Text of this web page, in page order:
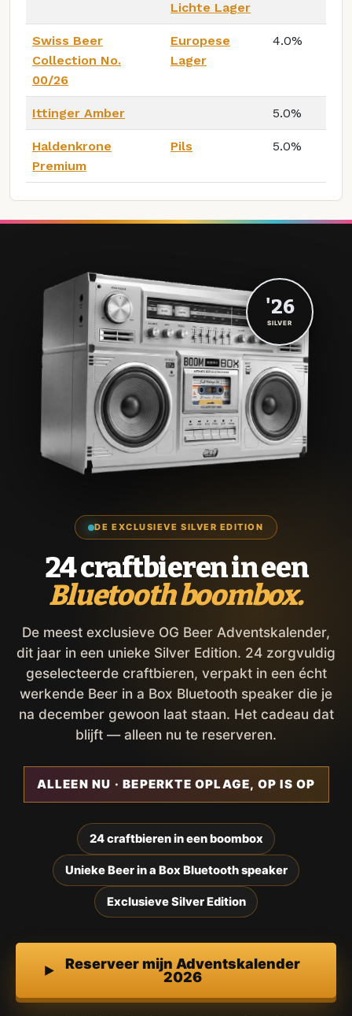
Lichte Lager
Swiss Beer
Collection No.
00/26
Europese
Lager
4.0%
Ittinger Amber 5.0%
Haldenkrone
Premium
Pils 5.0%
DE EXCLUSIEVE SILVER EDITION
24 craftbieren in een
Bluetooth boombox.
De meest exclusieve OG Beer Adventskalender,
dit jaar in een unieke Silver Edition. 24 zorgvuldig
geselecteerde craftbieren, verpakt in een écht
werkende Beer in a Box Bluetooth speaker die je
na december gewoon laat staan. Het cadeau dat
blijft — alleen nu te reserveren.
ALLEEN NU · BEPERKTE OPLAGE, OP IS OP
24 craftbieren in een boombox
Unieke Beer in a Box Bluetooth speaker
Exclusieve Silver Edition
Reserveer mijn Adventskalender
2026
'26
SILVER